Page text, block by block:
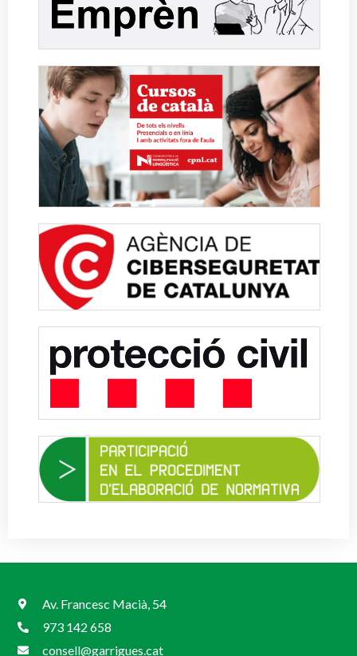
Av. Francesc Macià, 54
973 142 658
consell@garrigues.cat